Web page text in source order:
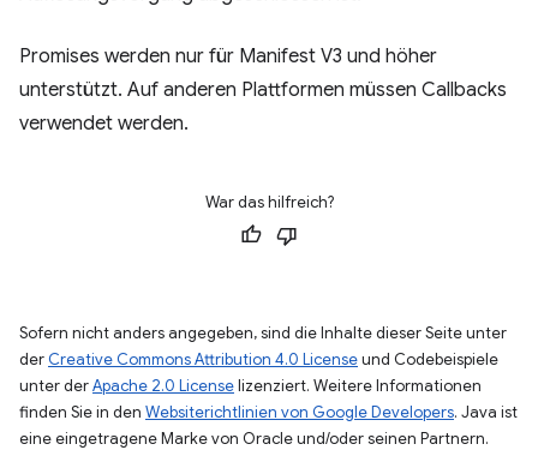
Promises werden nur für Manifest V3 und höher
unterstützt. Auf anderen Plattformen müssen Callbacks
verwendet werden.
War das hilfreich?
Sofern nicht anders angegeben, sind die Inhalte dieser Seite unter
der Creative Commons Attribution 4.0 Licenseund Codebeispiele
unter derApache 2.0 Licenselizenziert. Weitere Informationen
finden Sie in den Websiterichtlinien von Google Developers. Java ist
eine eingetragene Marke von Oracle und/oder seinen Partnern.